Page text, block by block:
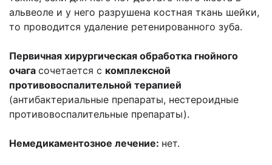
альвеоле и у него разрушена костная ткань шейки,
то проводится удаление ретенированного зуба.
Первичная хирургическая обработка гнойного
очага сочетается с комплексной
противовоспалительной терапией
(антибактериальные препараты, нестероидные
противовоспалительные препараты).
Немедикаментозное лечение: нет.